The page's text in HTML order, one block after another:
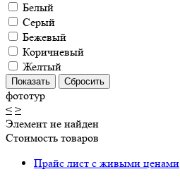
Белый
Серый
Бежевый
Коричневый
Желтый
фототур
< >
Элемент не найден
Стоимость товаров
Прайс лист с живыми ценами